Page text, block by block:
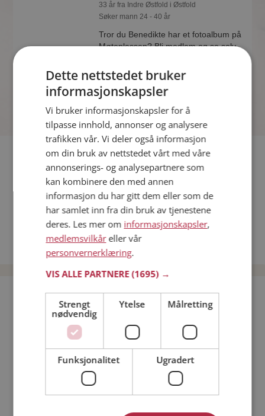
33 år fra Indre Østfold i Østfold
Søker mann 24 - 40 år
Tror du Benedikte har et fotoalbum på
Møteplassen? Bli medlem og se selv.
spennende bilder på sidene.
Fler single
Flere singlekvinner fra Indre Østfold:Reidun
Elisabet
Menn fra Indre Østfold
Date kvinner i Norge
Date menn i Norge
Bli medlem gratis!
Jeg er en: Mann Kvinne
Min alder:
Dette nettstedet bruker
informasjonskapsler
Vi bruker informasjonskapsler for å
tilpasse innhold, annonser og analysere
trafikken vår. Vi deler også informasjon
om din bruk av nettstedet vårt med våre
annonserings- og analysepartnere som
kan kombinere den med annen
informasjon du har gitt dem eller som de
har samlet inn fra din bruk av tjenestene
deres. Les mer om informasjonskapsler,
medlemsvilkåreller vår
personvernerklæring.
VIS ALLE PARTNERE(1695) →
Strengt
nødvendig
Ytelse Målretting
Funksjonalitet Ugradert